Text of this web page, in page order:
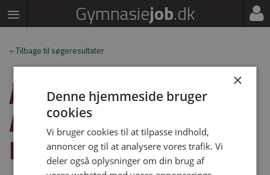
Gymnasiejob.dk
« Tilbage til søgeresultater
ÅRSVIKARIATER PÅ
AARHUS
KATEDRALSKOLE
×
Denne hjemmeside bruger
cookies
Vi bruger cookies til at tilpasse indhold,
annoncer og til at analysere vores trafik. Vi
deler også oplysninger om din brug af